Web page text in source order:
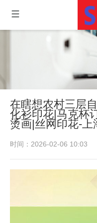
在瞎想农村三层
化衫印花|马克杯
烫画|丝网印花-上
时间：2026-02-06 10:03